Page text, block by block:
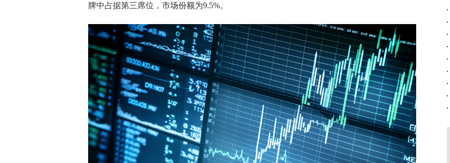
牌中占据第三席位，市场份额为9.5%。